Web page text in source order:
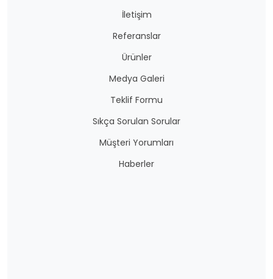
İletişim
Referanslar
Ürünler
Medya Galeri
Teklif Formu
Sıkça Sorulan Sorular
Müşteri Yorumları
Haberler